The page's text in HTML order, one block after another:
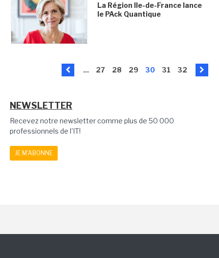
La Région Ile-de-France lance
le PAck Quantique
... 27 28 29 30 31 32
NEWSLETTER
Recevez notre newsletter comme plus de 50 000
professionnels de l'IT!
JE M'ABONNE